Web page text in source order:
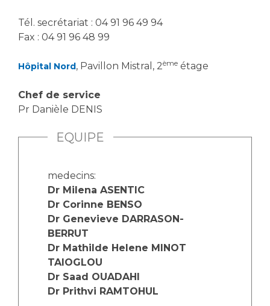
Tél. secrétariat : 04 91 96 49 94
Fax : 04 91 96 48 99
Hôpital Nord, Pavillon Mistral, 2ème étage
Chef de service
Pr Danièle DENIS
EQUIPE
medecins:
Dr Milena ASENTIC
Dr Corinne BENSO
Dr Genevieve DARRASON-
BERRUT
Dr Mathilde Helene MINOT
TAIOGLOU
Dr Saad OUADAHI
Dr Prithvi RAMTOHUL